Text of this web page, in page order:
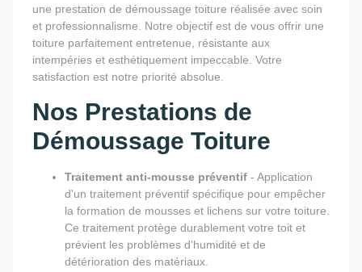
une prestation de démoussage toiture réalisée avec soin
et professionnalisme. Notre objectif est de vous offrir une
toiture parfaitement entretenue, résistante aux
intempéries et esthétiquement impeccable. Votre
satisfaction est notre priorité absolue.
Nos Prestations de
Démoussage Toiture
Traitement anti-mousse préventif - Application
d'un traitement préventif spécifique pour empêcher
la formation de mousses et lichens sur votre toiture.
Ce traitement protège durablement votre toit et
prévient les problèmes d'humidité et de
détérioration des matériaux.